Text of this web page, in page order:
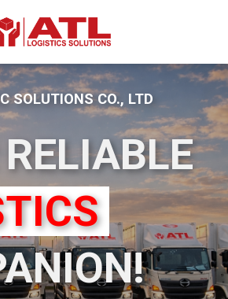
SOLUTIONS CO., LTD